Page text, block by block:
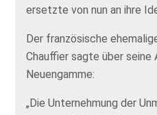
ersetzte von nun an ihre
Der französische
Chauffier sagte über seine
Neuengamme:
„Die Unternehmung der